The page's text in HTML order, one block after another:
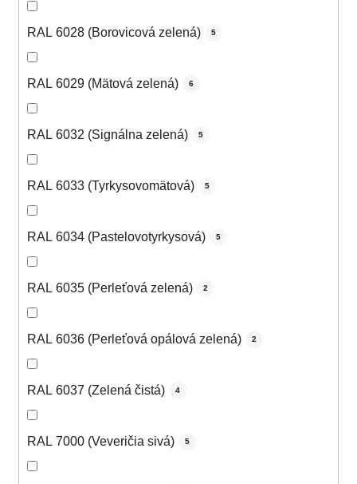
RAL 6028 (Borovicová zelená) 5
RAL 6029 (Mätová zelená) 6
RAL 6032 (Signálna zelená) 5
RAL 6033 (Tyrkysovomätová) 5
RAL 6034 (Pastelovotyrkysová) 5
RAL 6035 (Perleťová zelená) 2
RAL 6036 (Perleťová opálová zelená) 2
RAL 6037 (Zelená čistá) 4
RAL 7000 (Veveričia sivá) 5